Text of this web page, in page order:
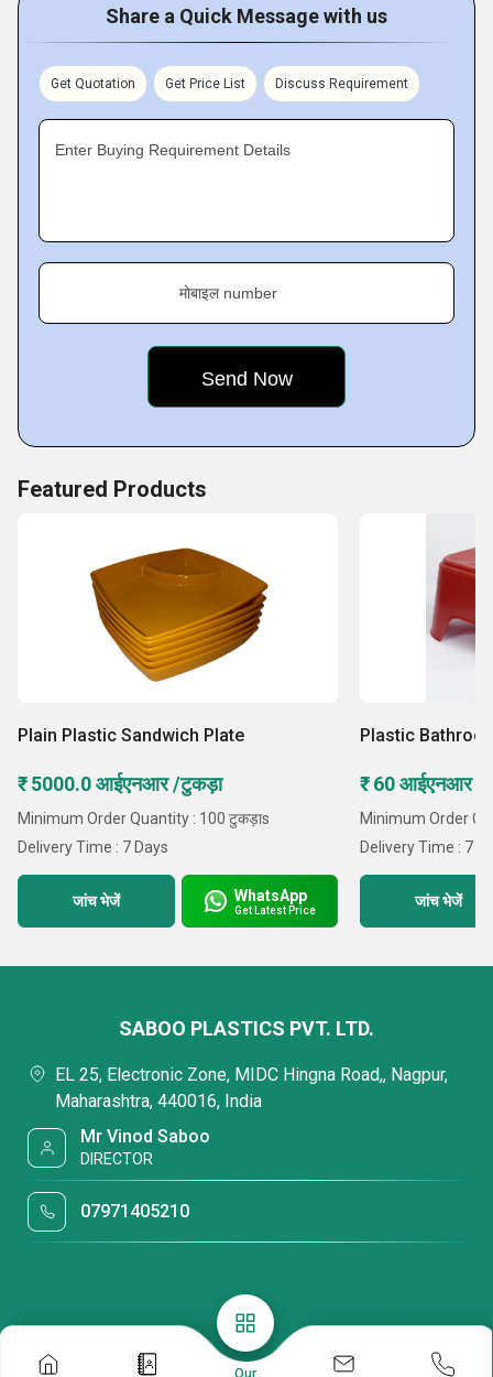
Share a Quick Message with us
Get Quotation Get Price List Discuss Requirement
Enter Buying Requirement Details
मोबाइल number
Featured Products
Plain Plastic Sandwich Plate
₹ 5000.0 आईएनआर /टुकड़ा
Minimum Order Quantity : 100 टुकड़ाs
Delivery Time : 7 Days
जांच भेजें WhatsApp
Get Latest Price
Plastic
₹ 60 आईएनआर /
Minimum Order
Delivery Time : 7
जांच भेजें
Our
SABOO PLASTICS PVT. LTD.
EL 25, Electronic Zone, MIDC Hingna Road,, Nagpur,
Maharashtra, 440016, India
Mr Vinod Saboo
DIRECTOR
07971405210